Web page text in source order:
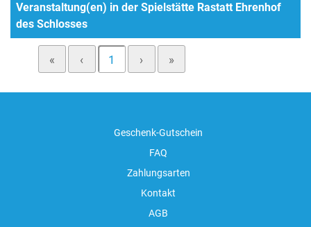
Veranstaltung(en) in der Spielstätte Rastatt Ehrenhof
des Schlosses
« ‹ 1 › »
Geschenk-Gutschein
FAQ
Zahlungsarten
Kontakt
AGB